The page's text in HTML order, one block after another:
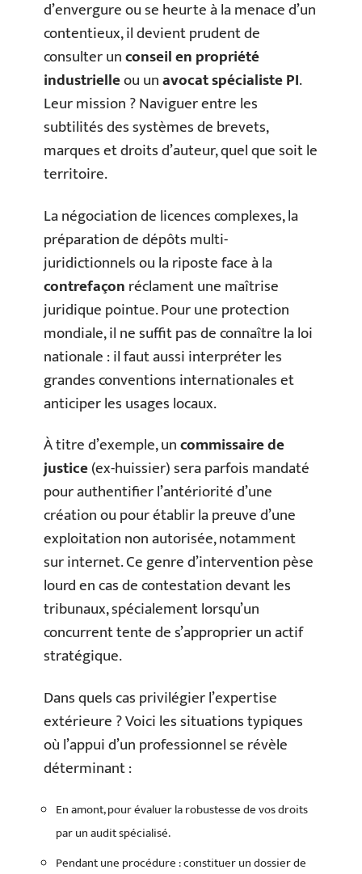
d’envergure ou se heurte à la menace d’un
contentieux, il devient prudent de
consulter unconseil en propriété
industrielleou unavocat spécialiste PI.
Leur mission ? Naviguer entre les
subtilités des systèmes de brevets,
marques et droits d’auteur, quel que soit le
territoire.
La négociation de licences complexes, la
préparation de dépôts multi-
juridictionnels ou la riposte face à la
contrefaçonréclament une maîtrise
juridique pointue. Pour une protection
mondiale, il ne suffit pas de connaître la loi
nationale : il faut aussi interpréter les
grandes conventions internationales et
anticiper les usages locaux.
À titre d’exemple, uncommissaire de
justice(ex-huissier) sera parfois mandaté
pour authentifier l’antériorité d’une
création ou pour établir la preuve d’une
exploitation non autorisée, notamment
sur internet. Ce genre d’intervention pèse
lourd en cas de contestation devant les
tribunaux, spécialement lorsqu’un
concurrent tente de s’approprier un actif
stratégique.
Dans quels cas privilégier l’expertise
extérieure ? Voici les situations typiques
où l’appui d’un professionnel se révèle
déterminant :
En amont, pour évaluer la robustesse de vos droits
par un audit spécialisé.
Pendant une procédure : constituer un dossier de